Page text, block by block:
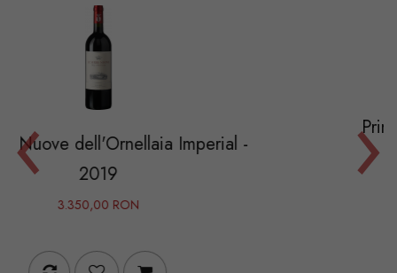
Imperial -
Prima Mano
144,00 RON
‹ ›